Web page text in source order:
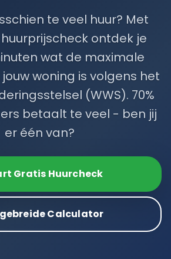
te veel huur? Met
ontdek je
wat de maximale
woning is volgens het
(WWS). 70%
betaalt te veel - ben jij
er één van?
Gratis Huurcheck
Calculator